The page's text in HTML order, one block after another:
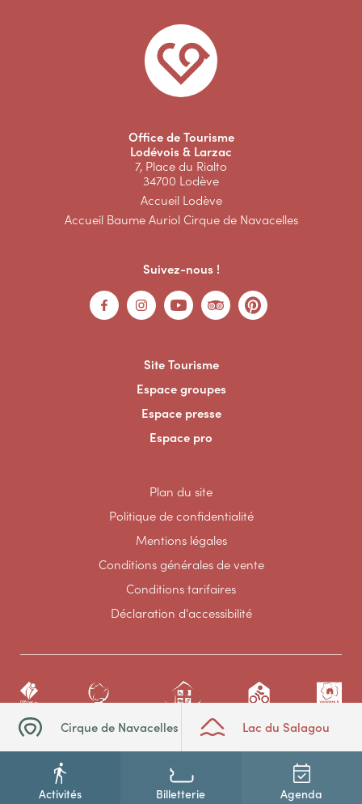
Cirque de Navacelles Lac du Salagou
Activités Billetterie Agenda
Office de Tourisme
Lodévois & Larzac
7, Place du Rialto
34700 Lodève
Accueil Lodève
Accueil Baume Auriol Cirque de Navacelles
Suivez-nous !
Site Tourisme
Espace groupes
Espace presse
Espace pro
Plan du site
Politique de confidentialité
Mentions légales
Conditions générales de vente
Conditions tarifaires
Déclaration d'accessibilité